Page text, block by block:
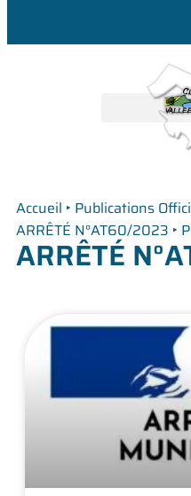
Accueil ‣ Publications
ARRÊTÉ N°AT60/2023 ‣
ARRÊTÉ